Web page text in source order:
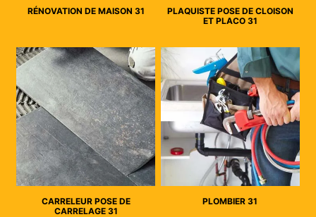
RÉNOVATION DE MAISON 31
PLAQUISTE POSE DE CLOISON
ET PLACO 31
CARRELEUR POSE DE
CARRELAGE 31
PLOMBIER 31